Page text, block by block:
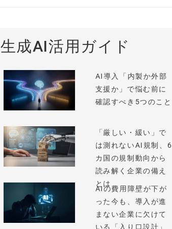
生成AI活用ガイド
AI導入「内製か外部
支援か」で悩む前に
確認すべき5つのこと
「厳しい・緩い」で
は測れないAI規制、6
カ国の規制動向から
読み解く企業の備え
とは
AIの費用障壁が下が
った今も、導入が進
まない企業に欠けて
いる「入り口設計」